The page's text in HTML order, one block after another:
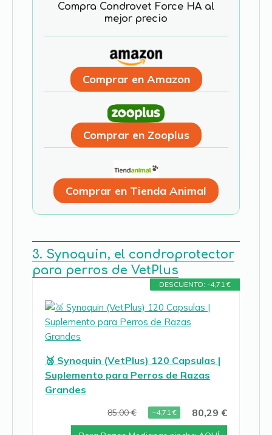
Compra Condrovet Force HA al
mejor precio
Comprar en Amazon
Comprar en Zooplus
Comprar en Tienda Animal
3. Synoquin, el condroprotector
para perros de VetPlus
DESCUENTO: -4,71 €
🥉 Synoquin (VetPlus) 120 Capsulas |
Suplemento para Perros de Razas
Grandes
85,00 € −4,71 € 80,29 €